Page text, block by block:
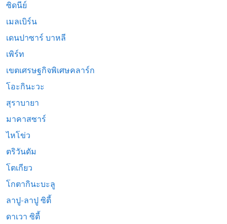
ซิดนีย์
เมลเบิร์น
เดนปาซาร์ บาหลี
เพิร์ท
เขตเศรษฐกิจพิเศษคลาร์ก
โอะกินะวะ
สุราบายา
มาคาสซาร์
ไหโข่ว
ตริวันดัม
โตเกียว
โกตากินะบะลู
ลาปู-ลาปู ซิตี้
ดาเวา ซิตี้